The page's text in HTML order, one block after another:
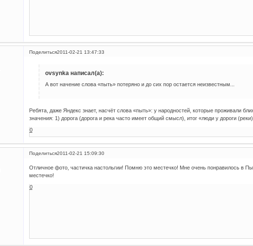
Поделиться2011-02-21 13:47:33
ovsynka написал(а):
А вот начение слова «пыть» потеряно и до сих пор остается неизвестным...
Ребята, даже Яндекс знает, насчёт слова «пыть»: у народностей, которые проживали
значения: 1) дорога (дорога и река часто имеет общий смысл), итог «люди у дороги
0
Поделиться2011-02-21 15:09:30
Отличное фото, частичка настольгии! Помню это местечко! Мне очень понравилось в
местечко!
0